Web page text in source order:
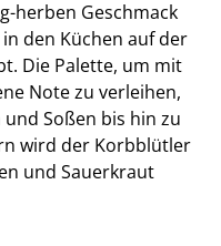
herben Geschmack
den Küchen auf der
Die Palette, um mit
Note zu verleihen,
Soßen bis hin zu
wird der Korbblütler
und Sauerkraut